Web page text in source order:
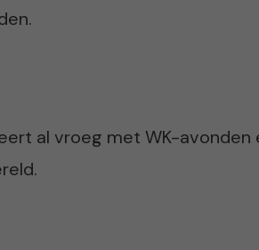
al vroeg met WK-avonden